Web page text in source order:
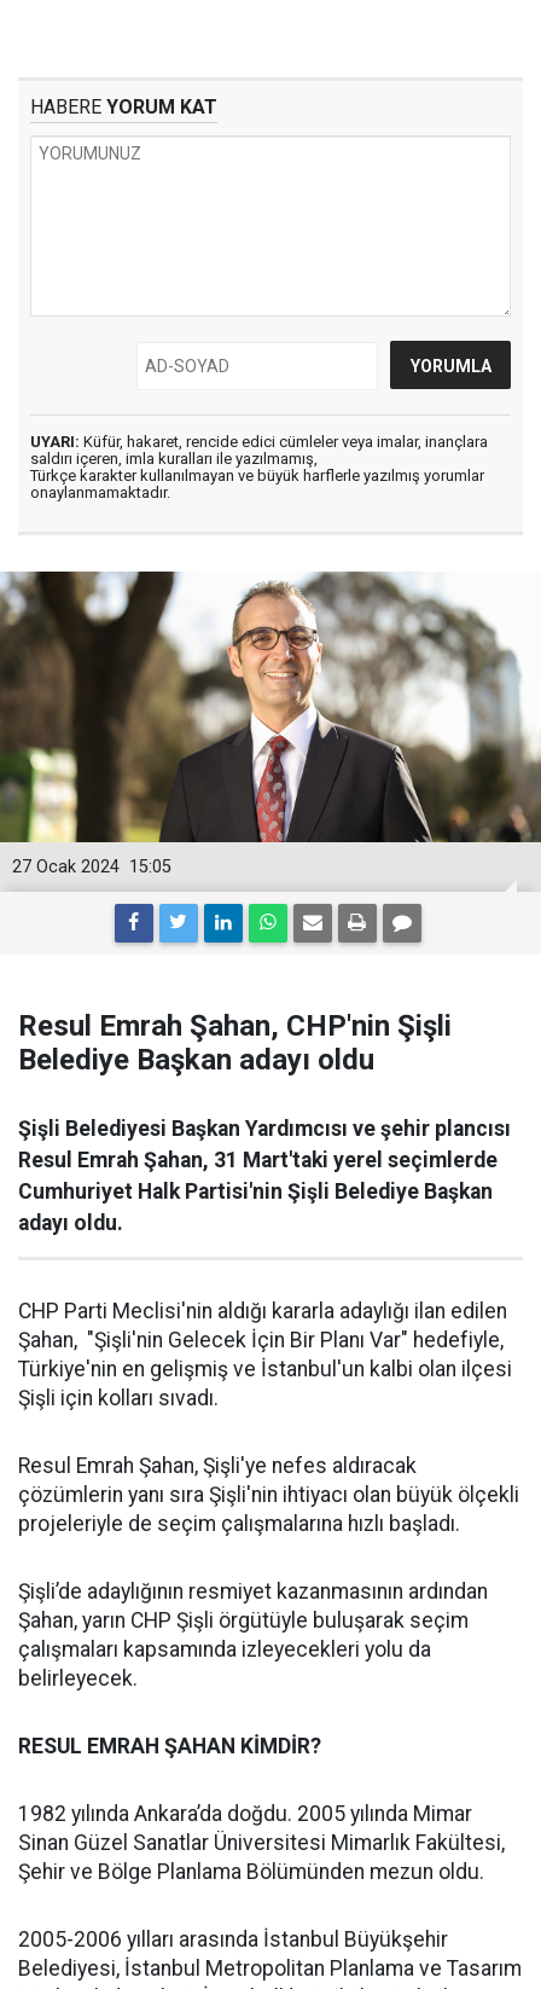
HABERE YORUM KAT
UYARI: Küfür, hakaret, rencide edici cümleler veya imalar, inançlara
saldırı içeren, imla kuralları ile yazılmamış,
Türkçe karakter kullanılmayan ve büyük harflerle yazılmış yorumlar
onaylanmamaktadır.
15:05
27 Ocak 2024
Resul Emrah Şahan, CHP'nin Şişli
Belediye Başkan adayı oldu
Şişli Belediyesi Başkan Yardımcısı ve şehir plancısı
Resul Emrah Şahan, 31 Mart'taki yerel seçimlerde
Cumhuriyet Halk Partisi'nin Şişli Belediye Başkan
adayı oldu.
CHP Parti Meclisi'nin aldığı kararla adaylığı ilan edilen
Şahan, "Şişli'nin Gelecek İçin Bir Planı Var" hedefiyle,
Türkiye'nin en gelişmiş ve İstanbul'un kalbi olan ilçesi
Şişli için kolları sıvadı.
Resul Emrah Şahan, Şişli'ye nefes aldıracak
çözümlerin yanı sıra Şişli'nin ihtiyacı olan büyük ölçekli
projeleriyle de seçim çalışmalarına hızlı başladı.
Şişli’de adaylığının resmiyet kazanmasının ardından
Şahan, yarın CHP Şişli örgütüyle buluşarak seçim
çalışmaları kapsamında izleyecekleri yolu da
belirleyecek.
RESUL EMRAH ŞAHAN KİMDİR?
1982 yılında Ankara’da doğdu. 2005 yılında Mimar
Sinan Güzel Sanatlar Üniversitesi Mimarlık Fakültesi,
Şehir ve Bölge Planlama Bölümünden mezun oldu.
2005-2006 yılları arasında İstanbul Büyükşehir
Belediyesi, İstanbul Metropolitan Planlama ve Tasarım